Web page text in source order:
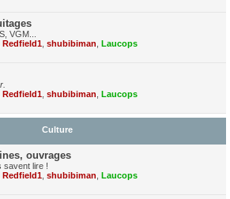
VGM...
Redfield1 shubibiman Laucops
Redfield1 shubibiman Laucops
Culture
ouvrages
savent lire !
Redfield1 shubibiman Laucops